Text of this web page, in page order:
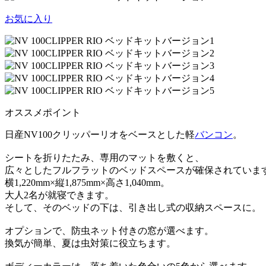
お気に入り
オススメポイント
日産NV100クリッパーリオをベースとした軽バンコン。
シートを折りたたみ、専用のマットを敷くと、
広々としたフルフラットのベッドスペースが確保されていま
横1,220mm×縦1,875mm×高さ1,040mm。
大人2名が就寝できます。
そして、そのベッドの下は、引き出し式の収納スペースに。
オプションで、防虫ネット付きの窓が選べます。
換気が簡単、夏は虫対策に役立ちます。